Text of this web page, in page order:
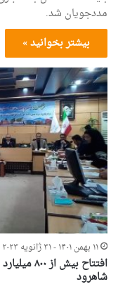
مددجویان شد.
بیشتر بخوانید »
۱۱ بهمن ۱۴۰۱ - ۳۱ ژانویه ۲۰۲۳
افتتاح
شاهرود